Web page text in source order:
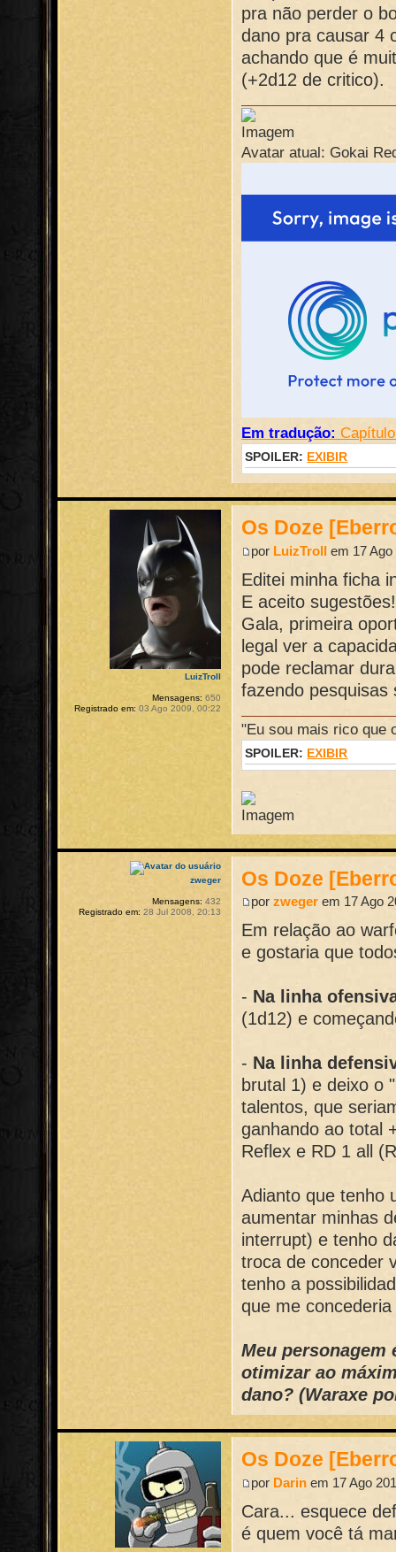
pra não perder o
dano pra causar 4
achando que é
(+2d12 de critico).
Avatar atual: Gokai
Em tradução:
SPOILER: EXIBIR
Os Doze
por LuizTroll em 17
Editei minha ficha
E aceito
Gala, primeira
legal ver a
pode reclamar
fazendo
"Eu sou mais rico que
SPOILER: EXIBIR
LuizTroll
Mensagens: 650
Registrado em: 03 Ago 2009, 00:22
Os Doze
porzweger em 17 Ago
Em relação ao
e gostaria que
- Na linha
(1d12) e
- Na linha
brutal 1) e deixo o
talentos, que
ganhando ao total
Reflex e RD 1 all
Adianto que tenho
aumentar minhas
interrupt) e tenho
troca de conceder
tenho a
que me
Meu personagem
otimizar ao
dano? (Waraxe
zweger
Mensagens: 432
Registrado em: 28 Jul 2008, 20:13
Os Doze
por Darin em 17 Ago
Cara... esquece
é quem você tá